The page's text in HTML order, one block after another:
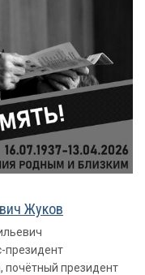
Жуков
президент
почётный президент